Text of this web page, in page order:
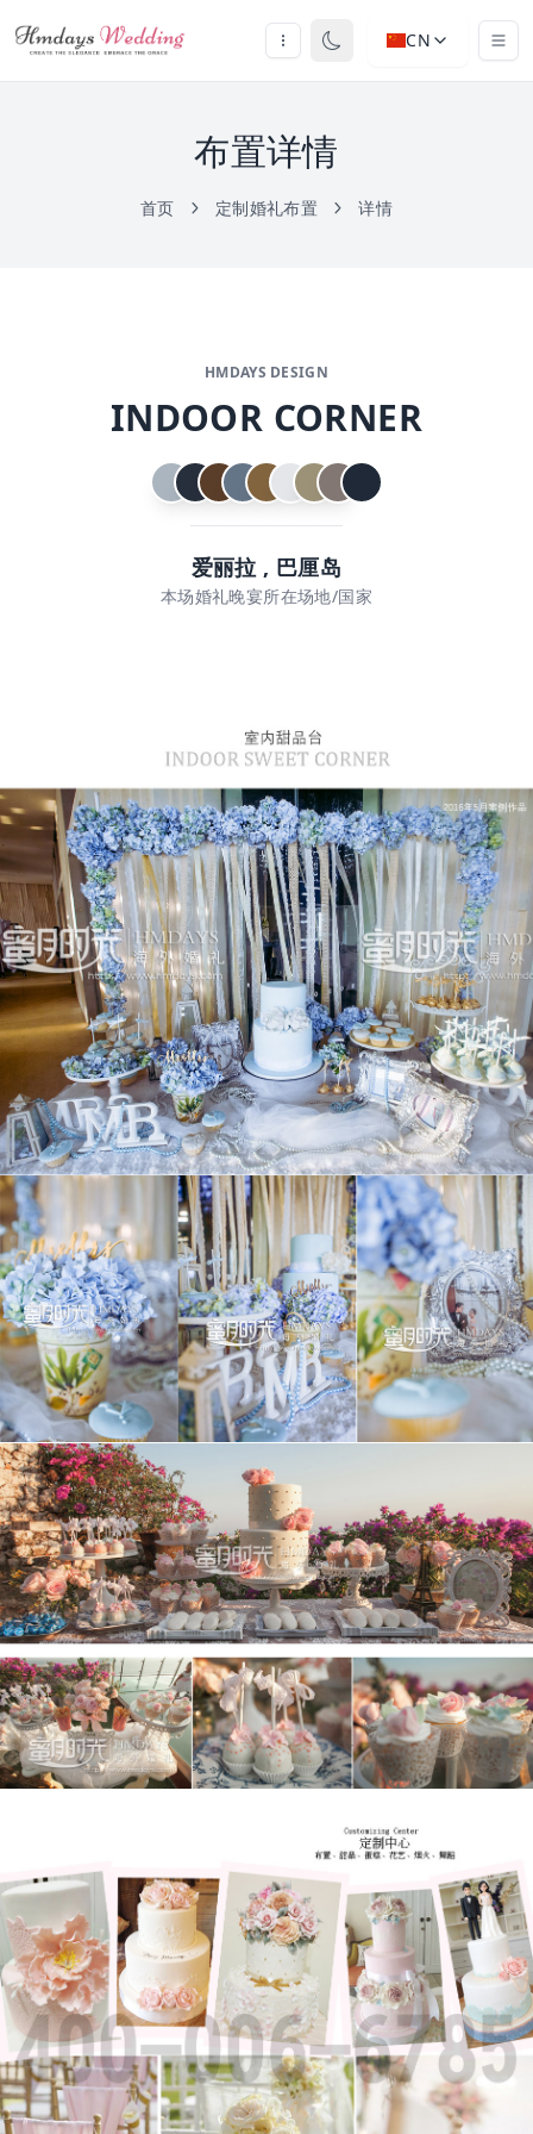
CN
布置详情
首页 定制婚礼布置 详情
HMDAYS DESIGN
INDOOR CORNER
爱丽拉 , 巴厘岛
本场婚礼晚宴所在场地/国家